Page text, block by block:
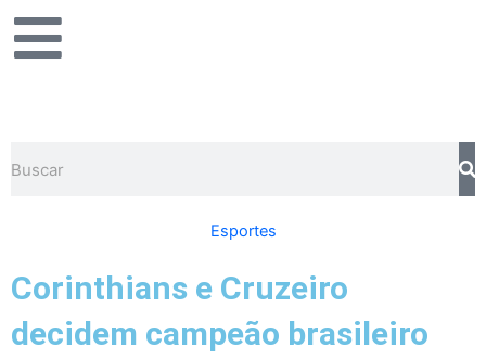
para
Esportes
Corinthians e Cruzeiro
decidem campeão brasileiro